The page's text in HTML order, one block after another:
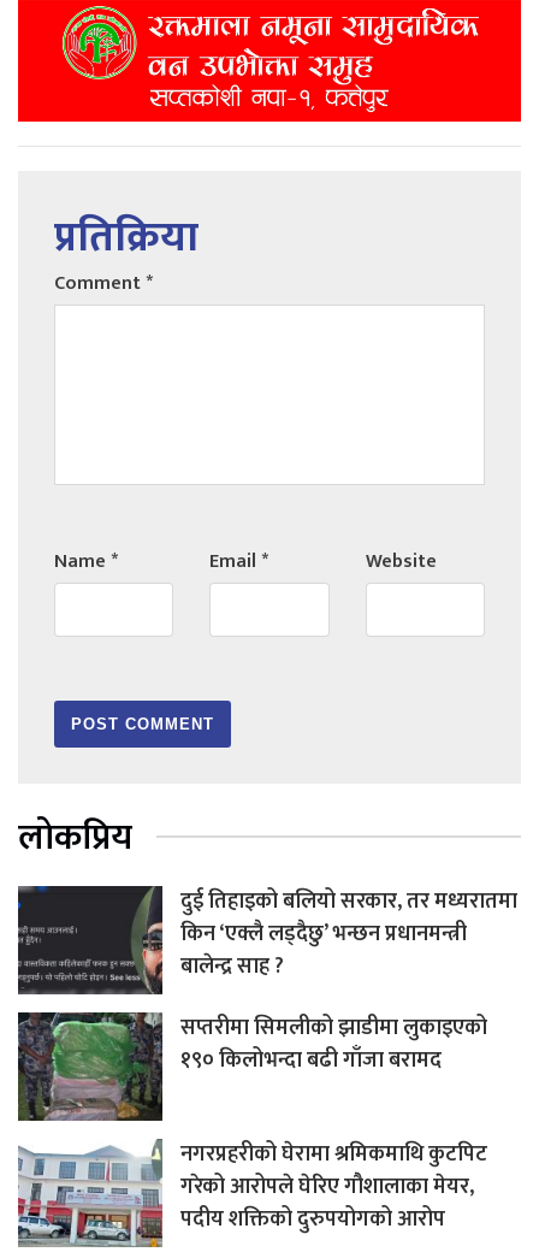
प्रतिक्रिया
Comment*
Name* Email* Website
लोकप्रिय
दुई तिहाइको बलियो सरकार, तर मध्यरातमा
किन ‘एक्लै लड्दैछु’ भन्छन प्रधानमन्त्री
बालेन्द्र साह ?
सप्तरीमा सिमलीको झाडीमा लुकाइएको
१९० किलोभन्दा बढी गाँजा बरामद
नगरप्रहरीको घेरामा श्रमिकमाथि कुटपिट
गरेको आरोपले घेरिए गौशालाका मेयर,
पदीय शक्तिको दुरुपयोगको आरोप